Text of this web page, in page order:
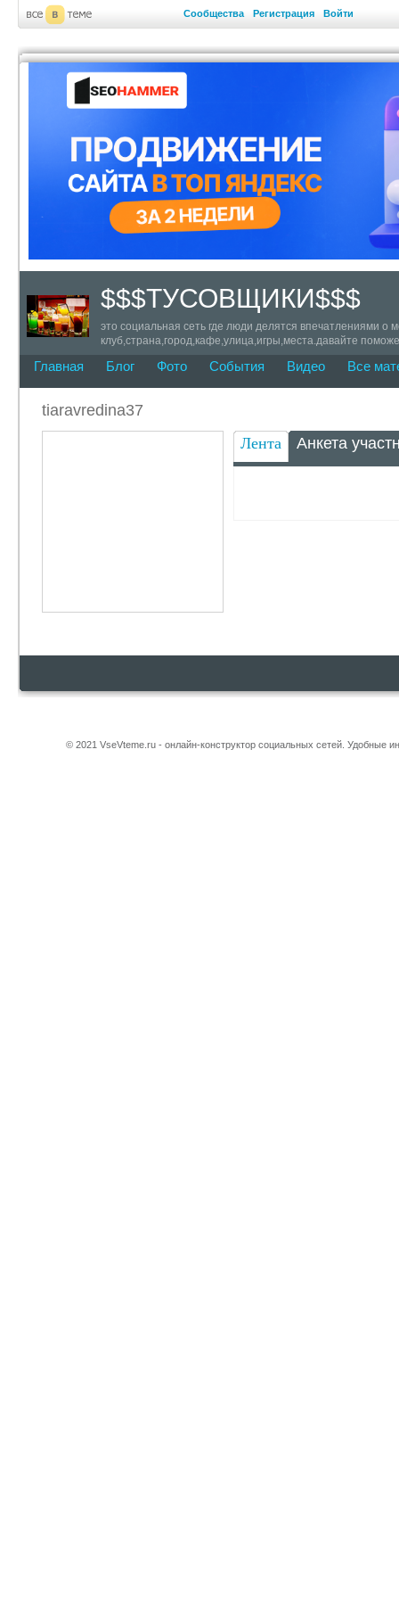
Сообщества Регистрация Войти
$$$ТУСОВЩИКИ$$$
это социальная сеть где люди делятся впечатлениями о
клуб,страна,город,кафе,улица,игры,места.давайте
Главная Блог Фото События Видео Все
tiaravredina37
Лента
Анкета
© 2021 VseVteme.ru - онлайн-конструктор социальных сетей. Удобные